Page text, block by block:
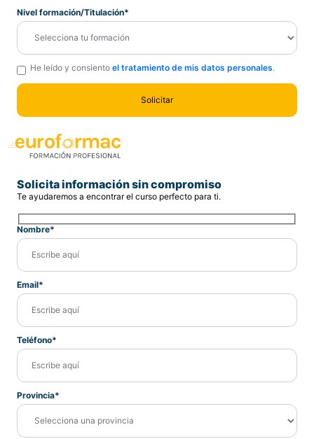
Nivel formación/Titulación*
He leído y consiento el tratamiento de mis datos personales.
Solicita información sin compromiso
Te ayudaremos a encontrar el curso perfecto para ti.
Nombre*
Email*
Teléfono*
Provincia*